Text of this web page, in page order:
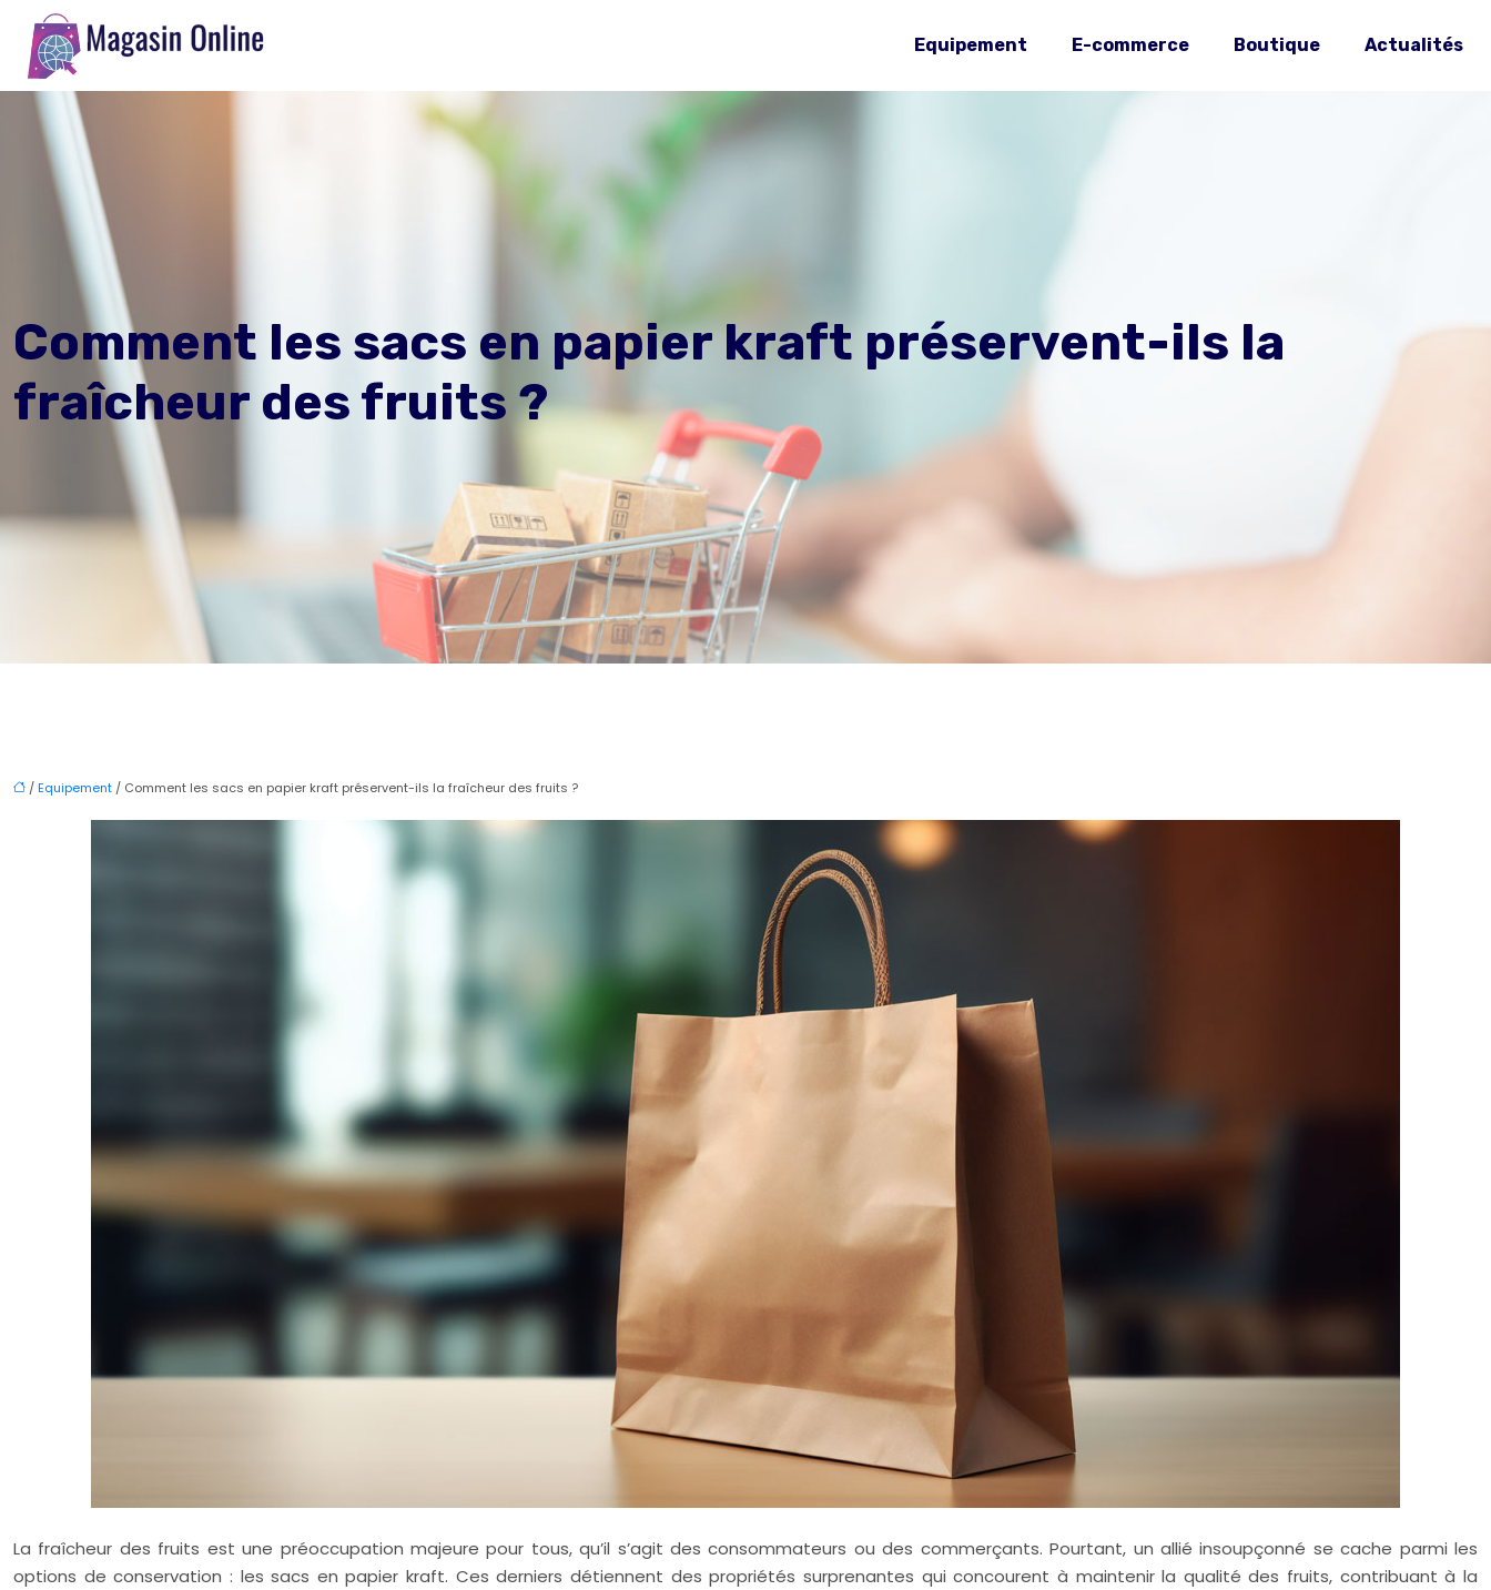
Equipement E-commerce Boutique Actualités
Comment les sacs en papier kraft préservent-ils la
fraîcheur des fruits ?
/Equipement / Comment les sacs en papier kraft préservent-ils la fraîcheur des fruits ?
La fraîcheur des fruits est une préoccupation majeure pour tous, qu’il s’agit des consommateurs ou des commerçants. Pourtant, un allié insoupçonné se cache parmi les
options de conservation : les sacs en papier kraft. Ces derniers détiennent des propriétés surprenantes qui concourent à maintenir la qualité des fruits, contribuant à la